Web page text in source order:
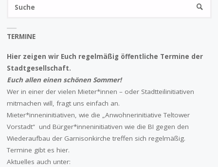
SUCHE
TERMINE
Hier zeigen wir Euch regelmäßig öffentliche Termine der
Stadtgesellschaft.
Euch allen einen schönen Sommer!
Wer in einer der vielen Mieter*innen – oder Stadtteilinitiativen
mitmachen will, fragt uns einfach an.
Mieter*inneninitiativen, wie die „Anwohnerinitiative Teltower
Vorstadt“ und Bürger*inneninitiativen wie die BI gegen den
Wiederaufbau der Garnisonkirche treffen sich regelmäßig.
Termine gibt es hier.
Aktuelles auch unter: